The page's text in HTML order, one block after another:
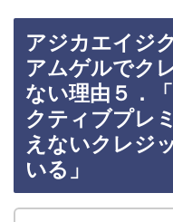
アジカエイジ
アムゲルでク
ない理由５．
クティブプレ
えないクレジ
いる」